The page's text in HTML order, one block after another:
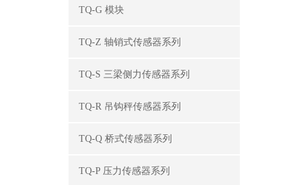
TQ-G 模块
TQ-Z 轴销式传感器系列
TQ-S 三梁侧力传感器系列
TQ-R 吊钩秤传感器系列
TQ-Q 桥式传感器系列
TQ-P 压力传感器系列